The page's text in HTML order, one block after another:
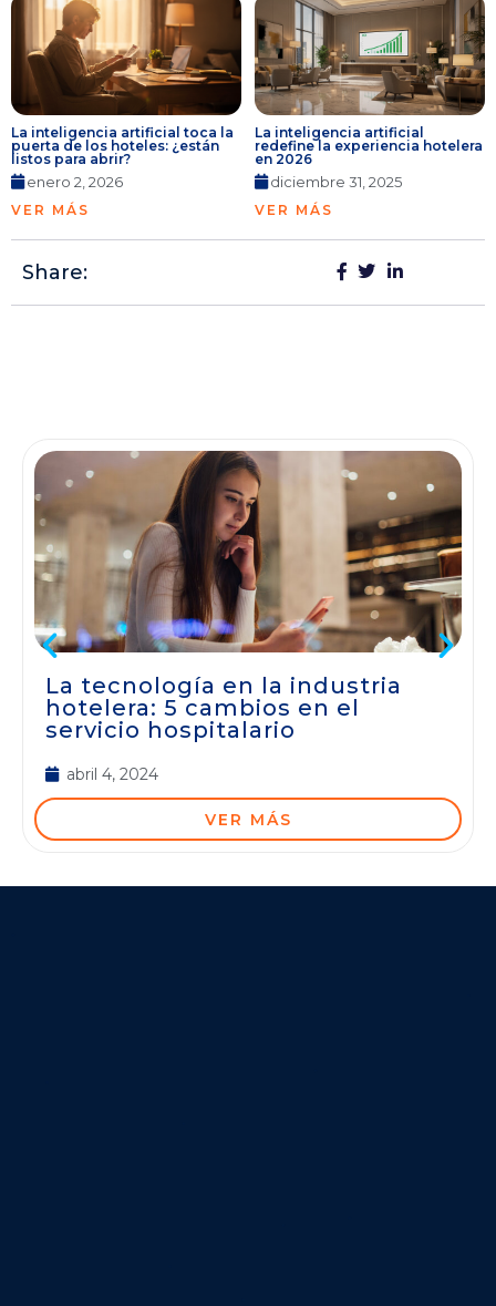
La inteligencia artificial toca la
puerta de los hoteles: ¿están
listos para abrir?
enero 2, 2026
VER MÁS
La inteligencia artificial
redefine la experiencia hotelera
en 2026
diciembre 31, 2025
VER MÁS
Share:
La tecnología en la industria
hotelera: 5 cambios en el
servicio hospitalario
abril 4, 2024
VER MÁS